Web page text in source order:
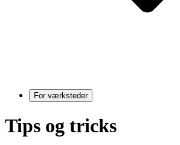
For værksteder
Tips og tricks